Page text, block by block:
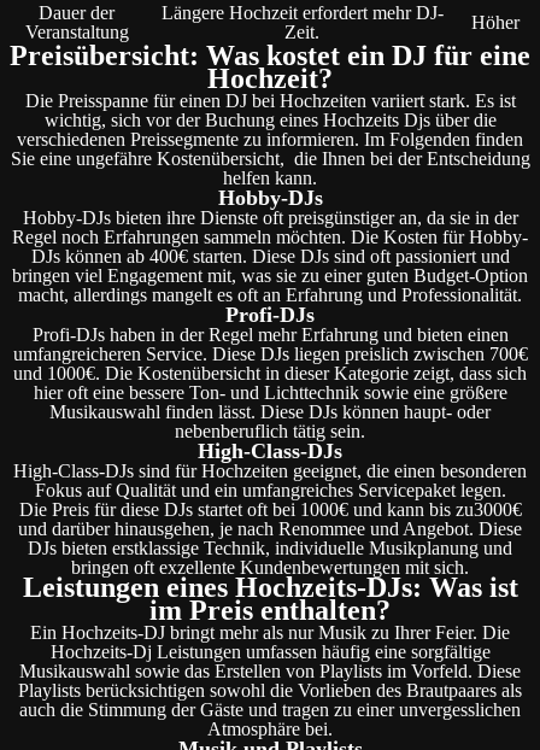
Dauer der
Veranstaltung
Längere Hochzeit erfordert mehr DJ-
Zeit.
Höher
Preisübersicht: Was kostet ein DJ für eine
Hochzeit?
Die Preisspanne für einen DJ bei Hochzeiten variiert stark. Es ist
wichtig, sich vor der Buchung eines Hochzeits Djs über die
verschiedenen Preissegmente zu informieren. Im Folgenden finden
Sie eine ungefähre Kostenübersicht, die Ihnen bei der Entscheidung
helfen kann.
Hobby-DJs
Hobby-DJs bieten ihre Dienste oft preisgünstiger an, da sie in der
Regel noch Erfahrungen sammeln möchten. Die Kosten für Hobby-
DJs können ab 400€ starten. Diese DJs sind oft passioniert und
bringen viel Engagement mit, was sie zu einer guten Budget-Option
macht, allerdings mangelt es oft an Erfahrung und Professionalität.
Profi-DJs
Profi-DJs haben in der Regel mehr Erfahrung und bieten einen
umfangreicheren Service. Diese DJs liegen preislich zwischen 700€
und 1000€. Die Kostenübersicht in dieser Kategorie zeigt, dass sich
hier oft eine bessere Ton- und Lichttechnik sowie eine größere
Musikauswahl finden lässt. Diese DJs können haupt- oder
nebenberuflich tätig sein.
High-Class-DJs
High-Class-DJs sind für Hochzeiten geeignet, die einen besonderen
Fokus auf Qualität und ein umfangreiches Servicepaket legen.
Die Preis für diese DJs startet oft bei 1000€ und kann bis zu3000€
und darüber hinausgehen, je nach Renommee und Angebot. Diese
DJs bieten erstklassige Technik, individuelle Musikplanung und
bringen oft exzellente Kundenbewertungen mit sich.
Leistungen eines Hochzeits-DJs: Was ist
im Preis enthalten?
Ein Hochzeits-DJ bringt mehr als nur Musik zu Ihrer Feier. Die
Hochzeits-Dj Leistungen umfassen häufig eine sorgfältige
Musikauswahl sowie das Erstellen von Playlists im Vorfeld. Diese
Playlists berücksichtigen sowohl die Vorlieben des Brautpaares als
auch die Stimmung der Gäste und tragen zu einer unvergesslichen
Atmosphäre bei.